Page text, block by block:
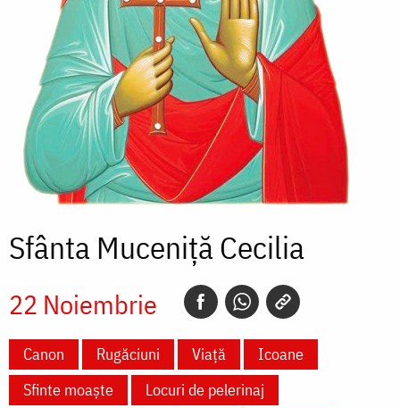
Sfânta Muceniță Cecilia
22 Noiembrie
Canon Rugăciuni Viață
Icoane
Sfinte moaște
Locuri de pelerinaj